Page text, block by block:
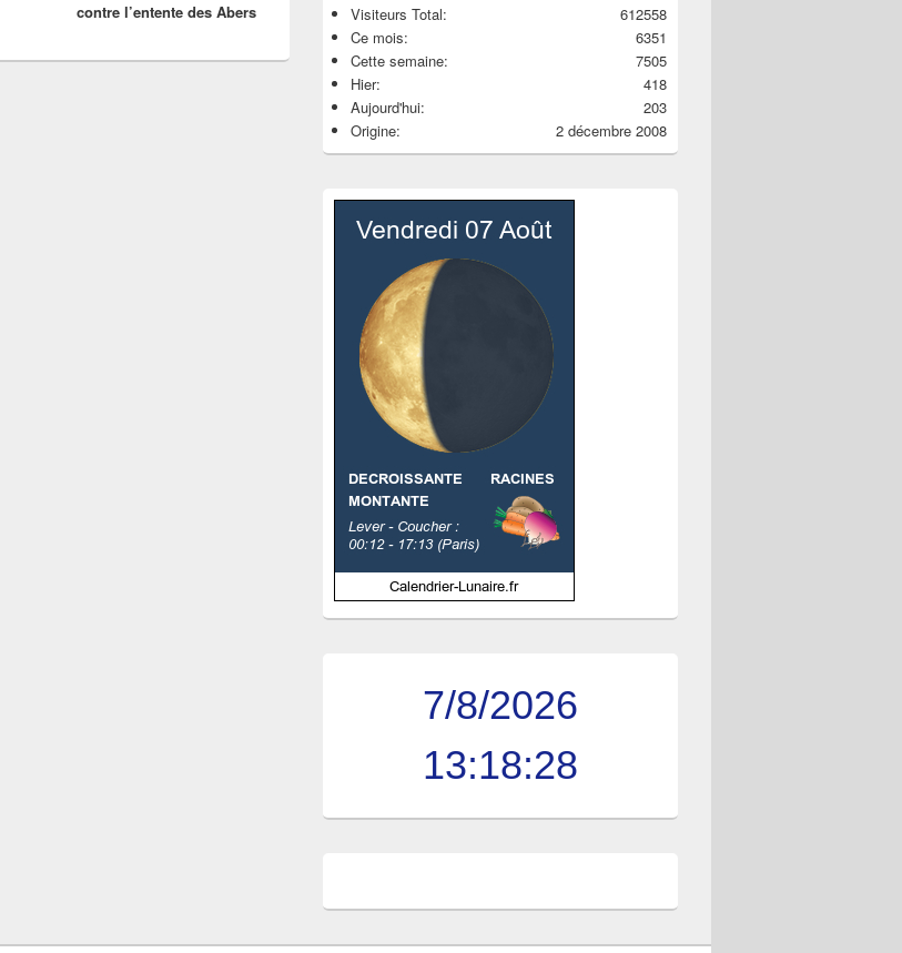
contre l’entente des Abers
612558
Visiteurs Total:
6351
Ce mois:
7505
Cette semaine:
418
Hier:
203
Aujourd'hui:
2 décembre 2008
Origine:
7/8/2026
13:18:28